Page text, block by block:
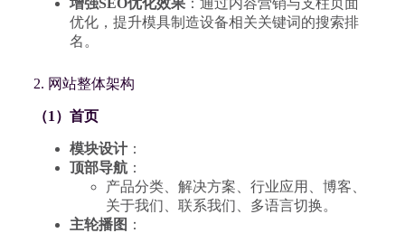
增强SEO优化效果：通过内容营销与支柱页面
优化，提升模具制造设备相关关键词的搜索排
名。
2. 网站整体架构
（1）首页
模块设计：
顶部导航：
产品分类、解决方案、行业应用、博客、
关于我们、联系我们、多语言切换。
主轮播图 ：